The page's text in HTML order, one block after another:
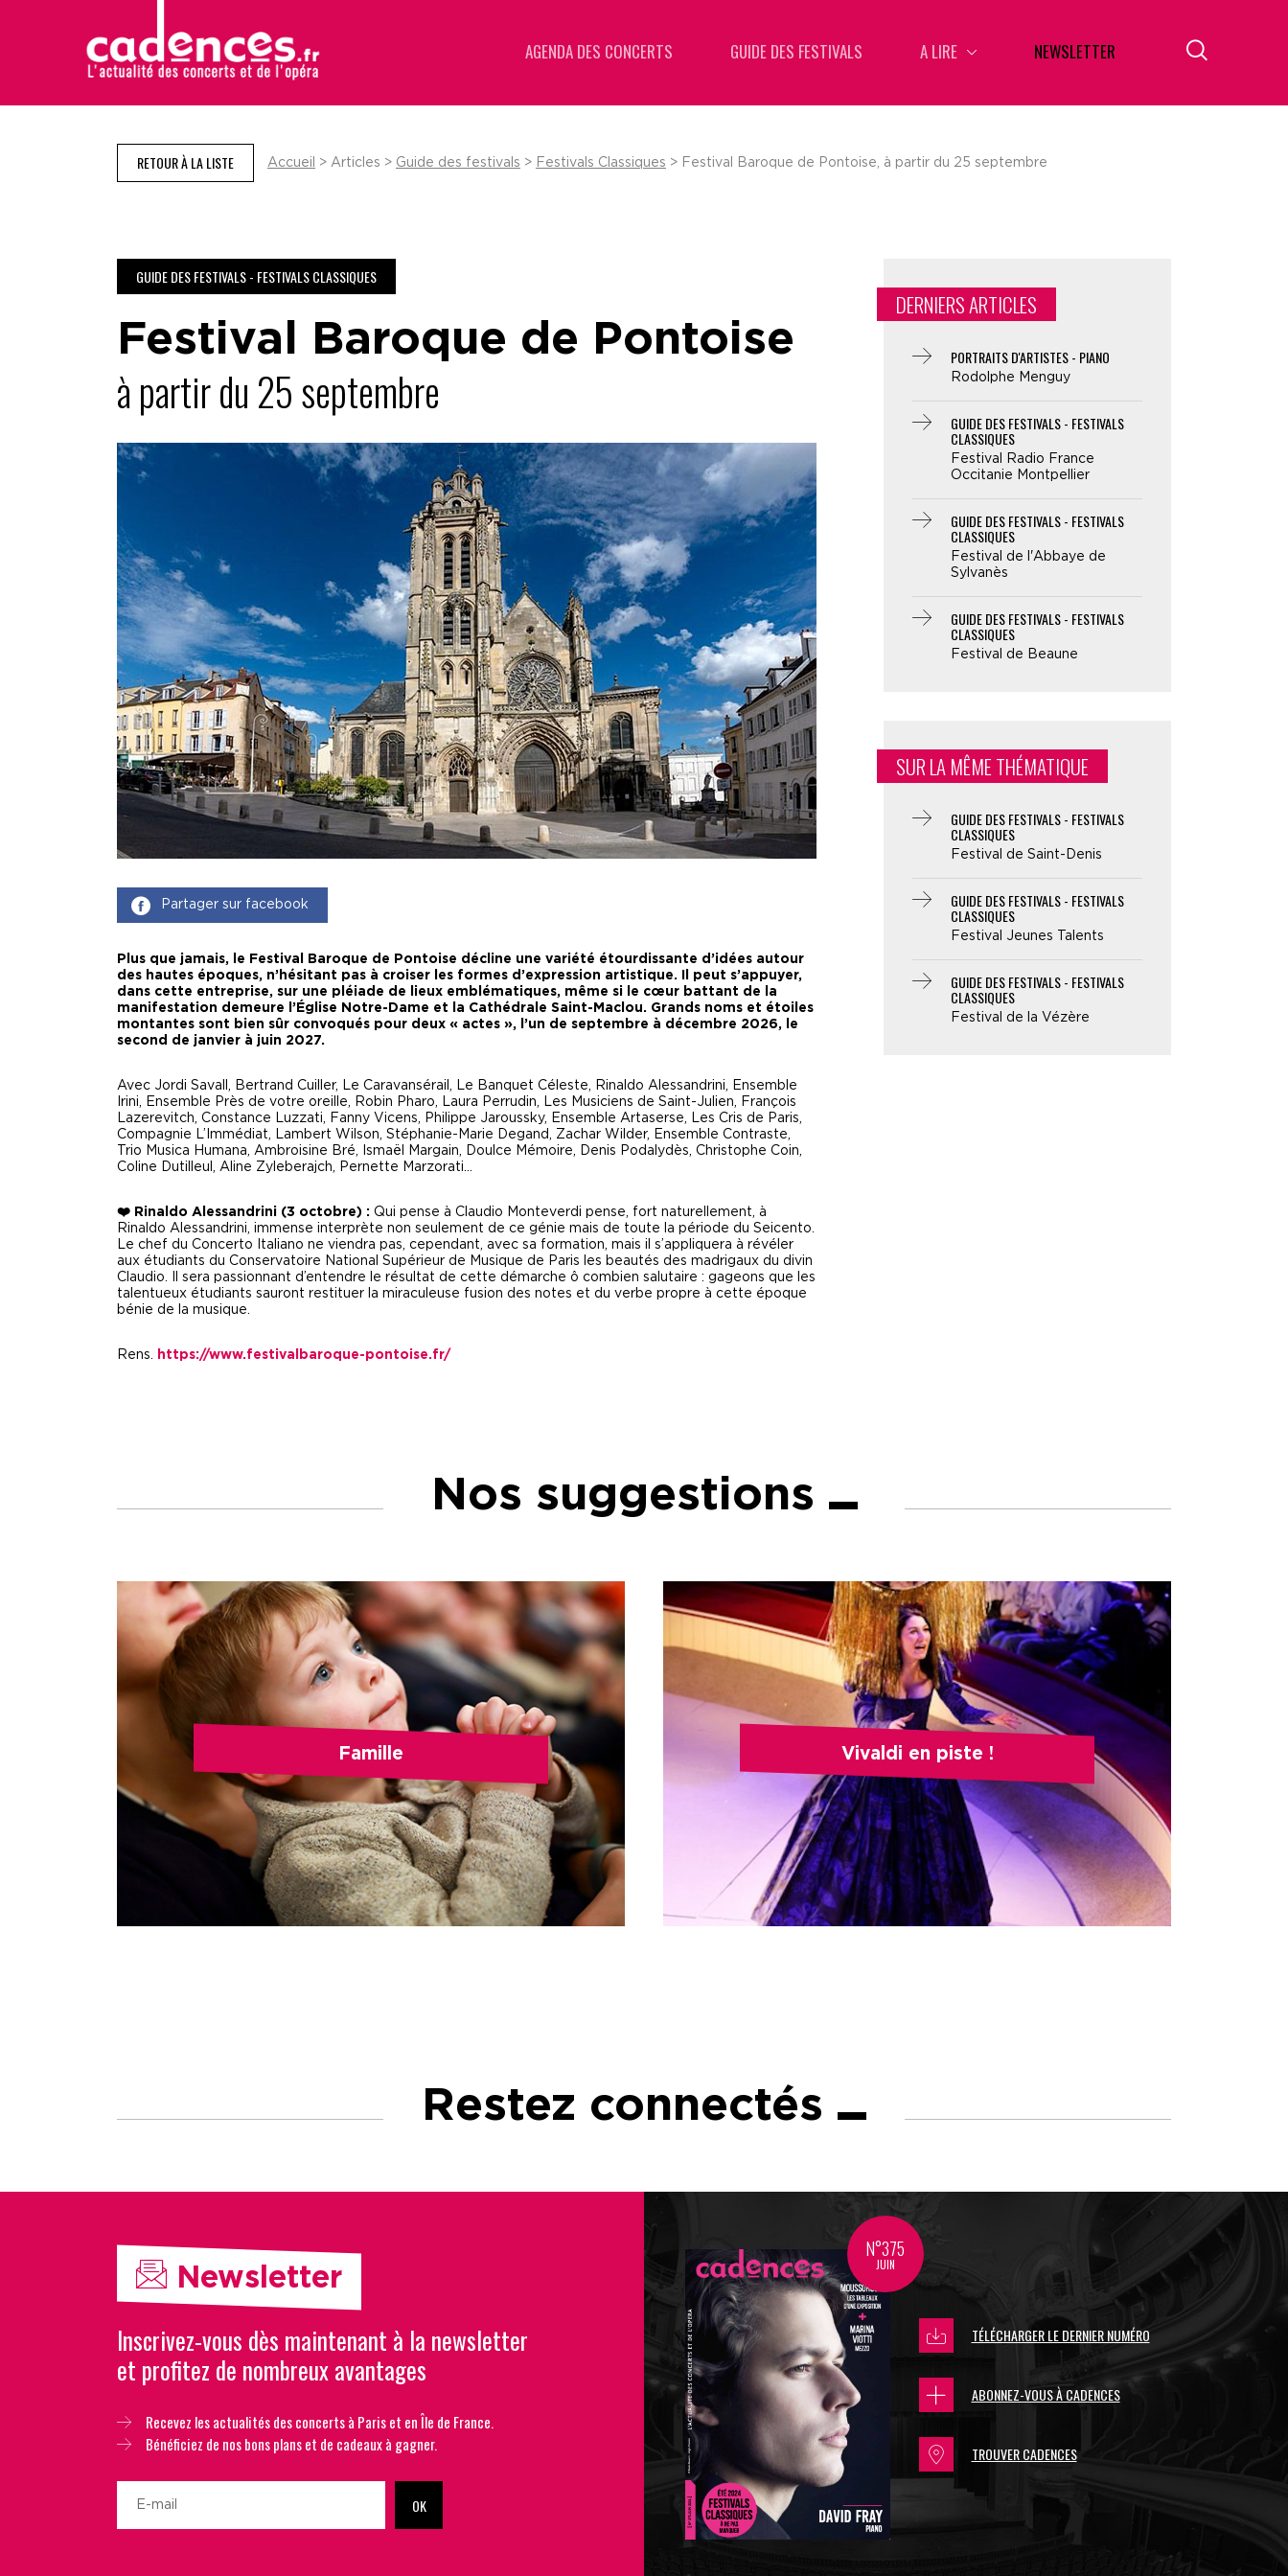
AGENDA DES CONCERTS GUIDE DES FESTIVALS A LIRE NEWSLETTER
RETOUR À LA LISTE Accueil > Articles > Guide des festivals > Festivals Classiques > Festival Baroque de Pontoise, à partir du 25 septembre
GUIDE DES FESTIVALS - FESTIVALS CLASSIQUES
Festival Baroque de Pontoise
à partir du 25 septembre
Partager sur facebook
Plus que jamais, le Festival Baroque de Pontoise décline une variété étourdissante d’idées autour
des hautes époques, n’hésitant pas à croiser les formes d’expression artistique. Il peut s’appuyer,
dans cette entreprise, sur une pléiade de lieux emblématiques, même si le cœur battant de la
manifestation demeure l’Église Notre-Dame et la Cathédrale Saint-Maclou. Grands noms et étoiles
montantes sont bien sûr convoqués pour deux « actes », l’un de septembre à décembre 2026, le
second de janvier à juin 2027.
Avec Jordi Savall, Bertrand Cuiller, Le Caravansérail, Le Banquet Céleste, Rinaldo Alessandrini, Ensemble
Irini, Ensemble Près de votre oreille, Robin Pharo, Laura Perrudin, Les Musiciens de Saint-Julien, François
Lazerevitch, Constance Luzzati, Fanny Vicens, Philippe Jaroussky, Ensemble Artaserse, Les Cris de Paris,
Compagnie L’Immédiat, Lambert Wilson, Stéphanie-Marie Degand, Zachar Wilder, Ensemble Contraste,
Trio Musica Humana, Ambroisine Bré, Ismaël Margain, Doulce Mémoire, Denis Podalydès, Christophe Coin,
Coline Dutilleul, Aline Zyleberajch, Pernette Marzorati...
❤️ Rinaldo Alessandrini (3 octobre) : Qui pense à Claudio Monteverdi pense, fort naturellement, à
Rinaldo Alessandrini, immense interprète non seulement de ce génie mais de toute la période du Seicento.
Le chef du Concerto Italiano ne viendra pas, cependant, avec sa formation, mais il s’appliquera à révéler
aux étudiants du Conservatoire National Supérieur de Musique de Paris les beautés des madrigaux du divin
Claudio. Il sera passionnant d’entendre le résultat de cette démarche ô combien salutaire : gageons que les
talentueux étudiants sauront restituer la miraculeuse fusion des notes et du verbe propre à cette époque
bénie de la musique.
Rens. https://www.festivalbaroque-pontoise.fr/
DERNIERS ARTICLES
PORTRAITS D'ARTISTES - PIANO
Rodolphe Menguy
GUIDE DES FESTIVALS - FESTIVALS
CLASSIQUES
Festival Radio France
Occitanie Montpellier
GUIDE DES FESTIVALS - FESTIVALS
CLASSIQUES
Festival de l'Abbaye de
Sylvanès
GUIDE DES FESTIVALS - FESTIVALS
CLASSIQUES
Festival de Beaune
SUR LA MÊME THÉMATIQUE
GUIDE DES FESTIVALS - FESTIVALS
CLASSIQUES
Festival de Saint-Denis
GUIDE DES FESTIVALS - FESTIVALS
CLASSIQUES
Festival Jeunes Talents
GUIDE DES FESTIVALS - FESTIVALS
CLASSIQUES
Festival de la Vézère
Nos suggestions
Famille Vivaldi en piste !
Restez connectés
Newsletter
Inscrivez-vous dès maintenant à la newsletter
et profitez de nombreux avantages
Recevez les actualités des concerts à Paris et en Île de France.
Bénéficiez de nos bons plans et de cadeaux à gagner.
OK
N°375
JUIN
TÉLÉCHARGER LE DERNIER NUMÉRO
ABONNEZ-VOUS À CADENCES
TROUVER CADENCES